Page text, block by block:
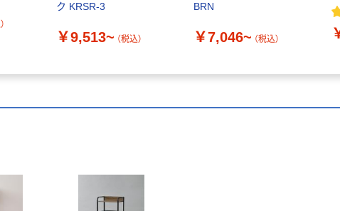
ク KRSR-3
￥9,513~ （税込）
BRN
￥7,046~ （税込）